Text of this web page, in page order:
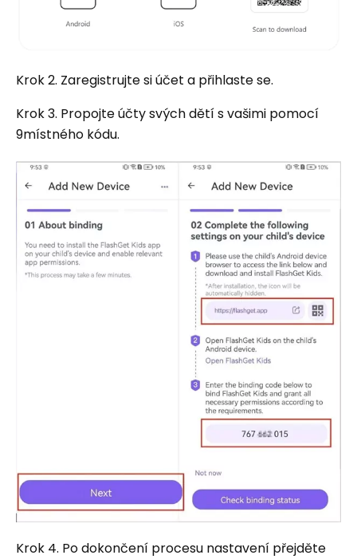
Krok 2. Zaregistrujte si účet a přihlaste se.
Krok 3. Propojte účty svých dětí s vašimi pomocí
9místného kódu.
Krok 4. Po dokončení procesu nastavení přejděte